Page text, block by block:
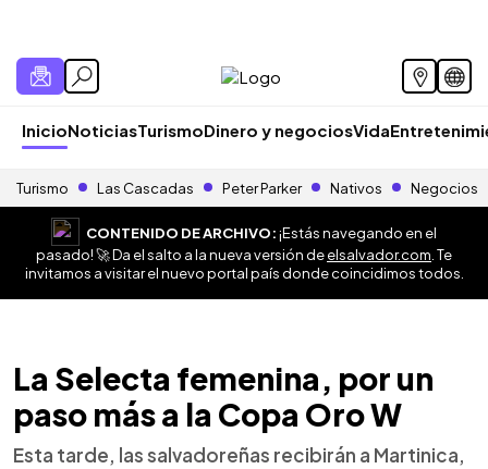
InicioNoticiasTurismoDinero y negociosVida
Turismo Las Cascadas Peter Parker Nativos Negocios
CONTENIDO DE ARCHIVO:¡Estás navegando en el
pasado! 🚀 Da el salto a la nueva versión deelsalvador.com . Te
invitamos a visitar el nuevo portal país donde coincidimos todos.
La Selecta femenina, por un
paso más a la Copa Oro W
Esta tarde, las salvadoreñas recibirán a Martinica,